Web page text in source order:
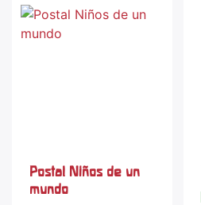
Postal Niños de un
mundo